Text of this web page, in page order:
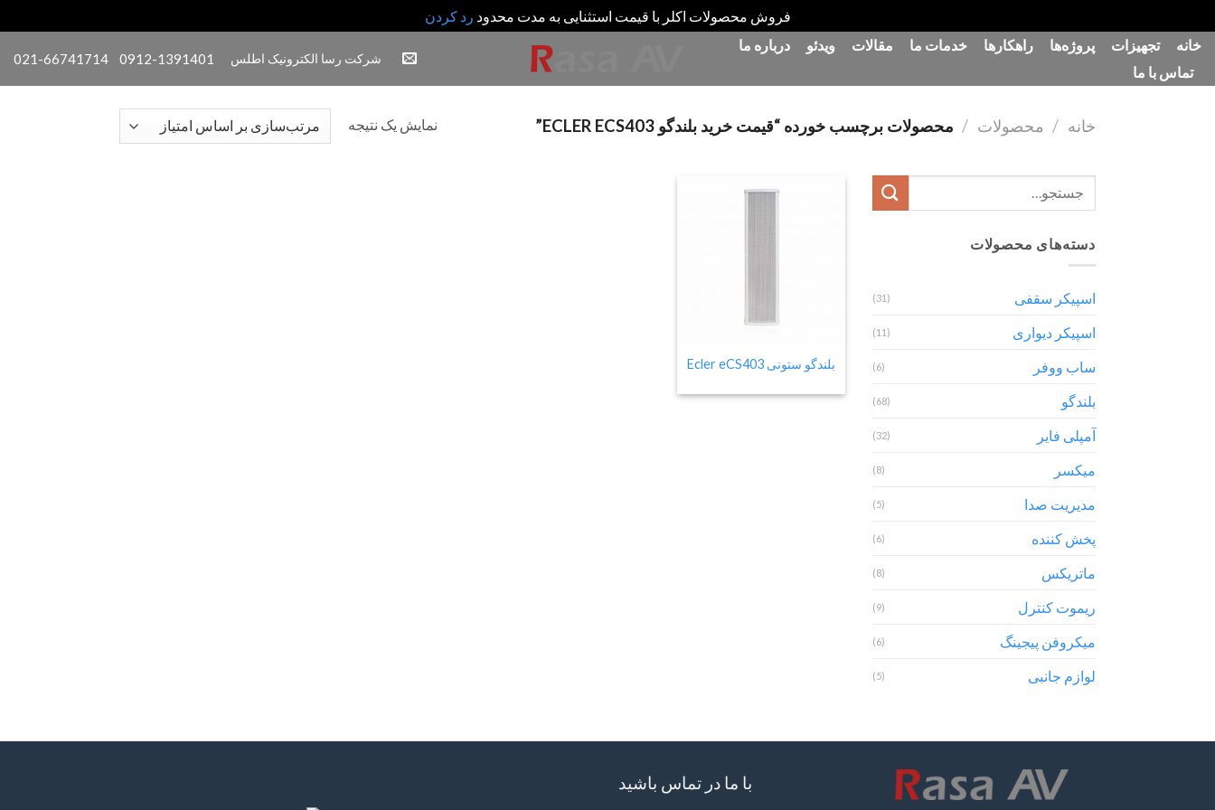
فروش محصولات اکلر با قیمت استثنایی به مدت محدود رد کردن
پرش
محتوا
خانه تجهیزات پروژه‌ها راهکارها خدمات ما مقالات ویدئو
درباره ما
تماس با ما
شرکت رسا الکترونیک اطلس 0912-1391401
021-66741714
خانه / محصولات / محصولات برچسب خورده “قیمت خرید بلندگو ECLER ECS403” نمایش یک نتیجه
دسته‌های محصولات
اسپیکر سقفی (31)
اسپیکر دیواری (11)
ساب ووفر (6)
بلندگو (68)
آمپلی فایر (32)
میکسر (8)
مدیریت صدا (5)
پخش کننده (6)
ماتریکس (8)
ریموت کنترل (9)
میکروفن پیجینگ (6)
لوازم جانبی (5)
بلندگو ستونی Ecler eCS403
با ما در تماس باشید